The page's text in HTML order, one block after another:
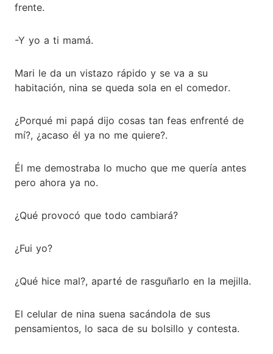
frente.
-Y yo a ti mamá.
Mari le da un vistazo rápido y se va a su
habitación, nina se queda sola en el comedor.
¿Porqué mi papá dijo cosas tan feas enfrenté de
mí?, ¿acaso él ya no me quiere?.
Él me demostraba lo mucho que me quería antes
pero ahora ya no.
¿Qué provocó que todo cambiará?
¿Fui yo?
¿Qué hice mal?, aparté de rasguñarlo en la mejilla.
El celular de nina suena sacándola de sus
pensamientos, lo saca de su bolsillo y contesta.